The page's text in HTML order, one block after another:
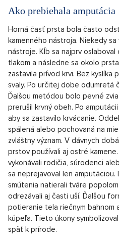
Ako prebiehala amputácia
Horná časť prsta bola často
kamenného nástroja. Niekedy
nástroje. Kĺb sa najprv oslaboval
tlakom a následne sa okolo
zastavila prívod krvi. Bez kyslíka
svaly. Po určitej dobe odumretá
Ďalšou metódou bolo pevné
prerušil krvný obeh. Po
aby sa zastavilo krvácanie.
spálená alebo pochovaná na
zvláštny význam. V dávnych
prstov používali aj ostré
vykonávali rodičia, súrodenci
sa neprejavoval len
smútenia natierali tváre
odrezávali aj časti uší. Ďalšou
potieranie tela riečnym bahnom
kúpeľa. Tieto úkony
späť k prírode.